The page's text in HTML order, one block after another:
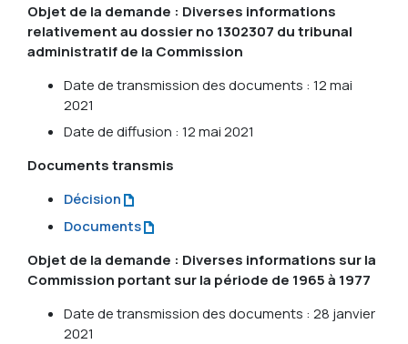
Objet de la demande : Diverses informations
relativement au dossier no 1302307 du tribunal
administratif de la Commission
Date de transmission des documents : 12 mai
2021
Date de diffusion : 12 mai 2021
Documents transmis
Décision
Documents
Objet de la demande : Diverses informations sur la
Commission portant sur la période de 1965 à 1977
Date de transmission des documents : 28 janvier
2021